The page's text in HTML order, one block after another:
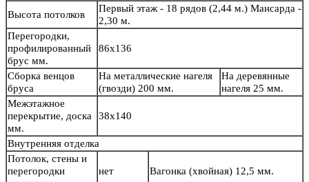
Высота потолков
Первый этаж - 18 рядов (2,44 м.) Мансарда -
2,30 м.
Перегородки,
профилированный
брус мм.
86х136
Сборка венцов
бруса
На металлические нагеля
(гвозди) 200 мм.
На деревянные
нагеля 25 мм.
Межэтажное
перекрытие, доска
мм.
38х140
Внутренняя отделка
Потолок, стены и
перегородки
нет Вагонка (хвойная) 12,5 мм.